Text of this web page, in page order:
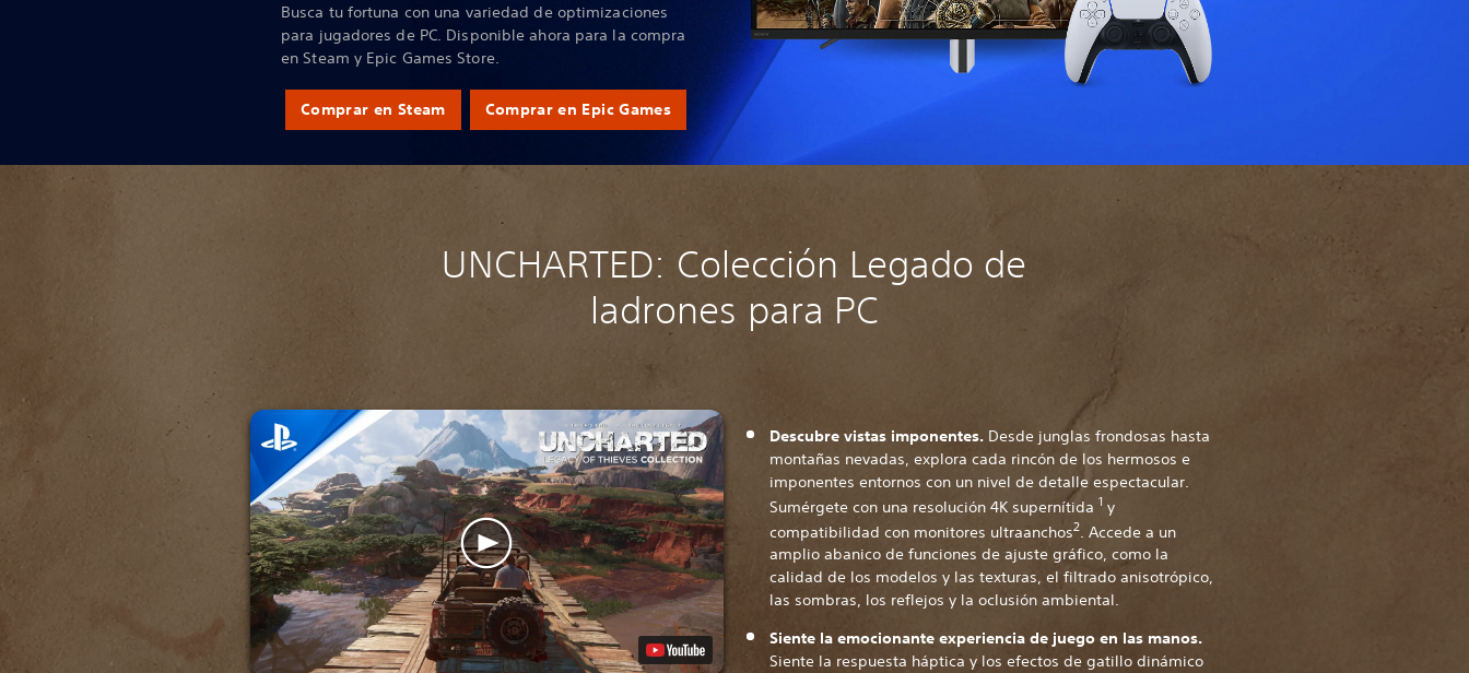
Busca tu fortuna con una variedad de optimizaciones
para jugadores de PC. Disponible ahora para la compra
en Steam y Epic Games Store.
Comprar en Steam Comprar en Epic Games
UNCHARTED: Colección Legado de
ladrones para PC
Descubre vistas imponentes. Desde junglas frondosas hasta
montañas nevadas, explora cada rincón de los hermosos e
imponentes entornos con un nivel de detalle espectacular.
Sumérgete con una resolución 4K supernítida 1 y
compatibilidad con monitores ultraanchos2. Accede a un
amplio abanico de funciones de ajuste gráfico, como la
calidad de los modelos y las texturas, el filtrado anisotrópico,
las sombras, los reflejos y la oclusión ambiental.
Siente la emocionante experiencia de juego en las manos.
Siente la respuesta háptica y los efectos de gatillo dinámico